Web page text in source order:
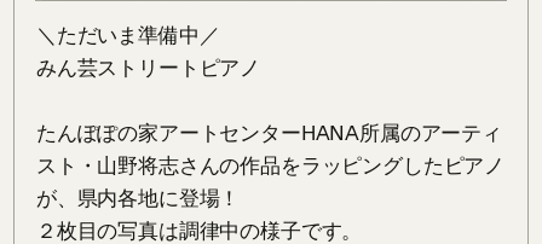
＼ただいま準備中／
みん芸ストリートピアノ
たんぽぽの家アートセンターHANA所属のアーティ
スト・山野将志さんの作品をラッピングしたピアノ
が、県内各地に登場！
２枚目の写真は調律中の様子です。